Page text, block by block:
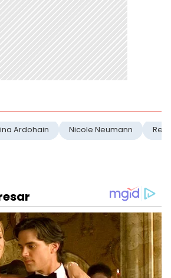
Ardohain Nicole Neumann